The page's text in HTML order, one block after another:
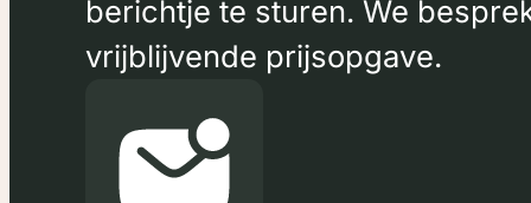
berichtje te sturen. We
vrijblijvende prijsopgave.